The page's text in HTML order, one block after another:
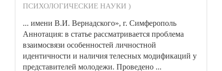
ПСИХОЛОГИЧЕСКИЕ НАУКИ )
... имени В.И. Вернадского», г. Симферополь
Аннотация: в статье рассматривается проблема
взаимосвязи особенностей личностной
идентичности и наличия телесных модификаций у
представителей молодежи. Проведено ...